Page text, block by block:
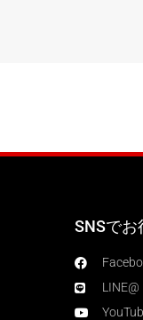
SNSでお
LINE@